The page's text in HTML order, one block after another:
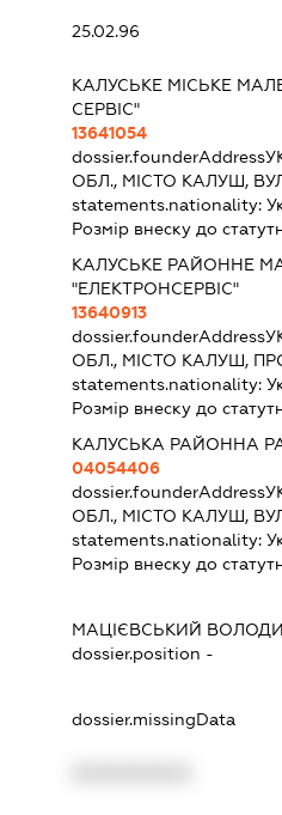
25.02.96
КАЛУСЬКЕ МІСЬКЕ
СЕРВІС"
13641054
dossier.founderAddress
ОБЛ., МІСТО КАЛУШ,
statements.nationality:
Розмір внеску до
КАЛУСЬКЕ РАЙОННЕ
"ЕЛЕКТРОНСЕРВІС"
13640913
dossier.founderAddress
ОБЛ., МІСТО КАЛУШ,
statements.nationality:
Розмір внеску до
КАЛУСЬКА РАЙОННА
04054406
dossier.founderAddress
ОБЛ., МІСТО КАЛУШ,
statements.nationality:
Розмір внеску до
МАЦІЄВСЬКИЙ
dossier.position -
dossier.missingData